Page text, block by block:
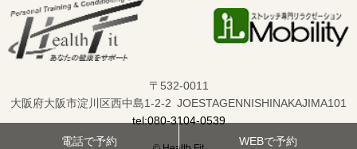
〒532-0011
大阪府大阪市淀川区西中島1-2-2 JOESTAGENNISHINAKAJIMA101
tel:080-3104-0539
電話で予約 WEBで予約